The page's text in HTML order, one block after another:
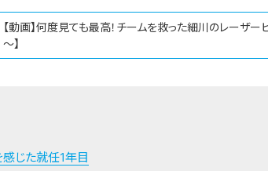
【動画】何度見ても最高！チームを救った細川のレーザー
～】
じた就任1年目